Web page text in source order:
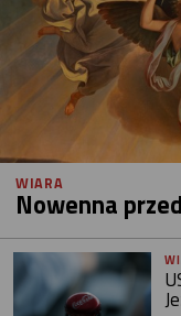
WIARA
Nowenna